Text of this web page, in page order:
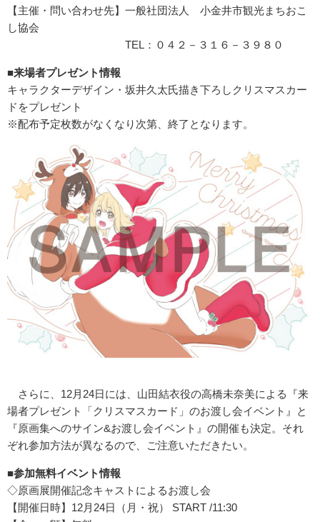
【主催・問い合わせ先】一般社団法人 小金井市観光まちおこ
し協会
TEL：０４２－３１６－３９８０
■来場者プレゼント情報
キャラクターデザイン・坂井久太氏描き下ろしクリスマスカー
ドをプレゼント
※配布予定枚数がなくなり次第、終了となります。
さらに、12月24日には、山田結衣役の高橋未奈美による『来
場者プレゼント「クリスマスカード」のお渡し会イベント』と
『原画集へのサイン&お渡し会イベント』の開催も決定。それ
ぞれ参加方法が異なるので、ご注意いただきたい。
■参加無料イベント情報
◇原画展開催記念キャストによるお渡し会
【開催日時】12月24日（月・祝） START /11:30